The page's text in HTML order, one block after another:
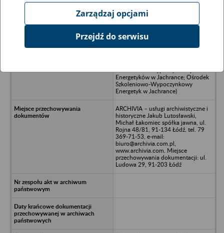
Ukryj wszystkie pozycje bazy
Ośrodek Konferencyjno-Rekreacyjny
Energetyków w Jachrance; Ośrodek
Szkoleniowo-Wypoczynkowy
Energetyk w Jachrance)
ARCHIVIA – usługi archiwistyczne i
historyczne Jakub Lutosławski,
Michał Łakomiec spółka jawna, ul.
Rojna 48/81, 91-134 Łódź, tel. 79
369-71-53, e-mail:
biuro@archivia.com.pl,
www.archivia.com. Miejsce
przechowywania dokumentacji: ul.
Ludowa 29, 91-203 Łódź
Zarządzaj opcjami
Przejdź do serwisu